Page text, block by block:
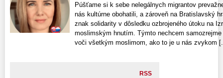
Púšťame si k sebe nelegálnych migrantov
nás kultúrne obohatili, a zároveň na Bratislavský
znak solidarity v dôsledku ozbrojeného útoku na
moslimským hnutím. Týmto nechcem
voči všetkým moslimom, ako to je u nás zvykom
RSS